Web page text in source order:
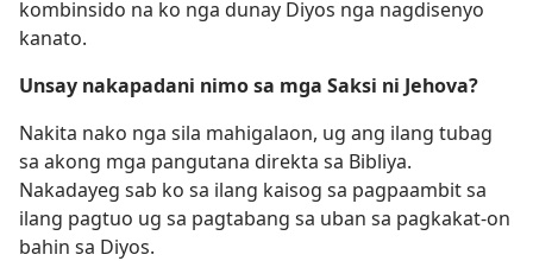
kombinsido na ko nga dunay Diyos nga nagdisenyo
kanato.
Unsay nakapadani nimo sa mga Saksi ni Jehova?
Nakita nako nga sila mahigalaon, ug ang ilang tubag
sa akong mga pangutana direkta sa Bibliya.
Nakadayeg sab ko sa ilang kaisog sa pagpaambit sa
ilang pagtuo ug sa pagtabang sa uban sa pagkakat-on
bahin sa Diyos.